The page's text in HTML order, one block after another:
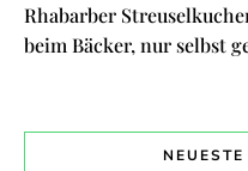
Rhabarber
beim Bäcker, nur selbst